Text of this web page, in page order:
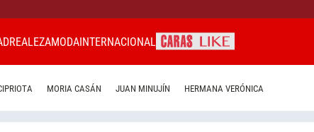
REALEZAMODAINTERNACIONAL
MORIA CASÁN JUAN MINUJÍN HERMANA VERÓNICA